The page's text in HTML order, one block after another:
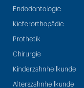
Endodontologie
Kieferorthopädie
Prothetik
Chirurgie
Kinderzahnheilkunde
Alterszahnheilkunde